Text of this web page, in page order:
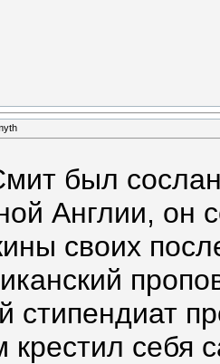
был
Англии, он
своих
стипендиат
крестил себя